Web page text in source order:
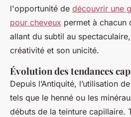
l'opportunité de découvrir une
pour cheveux permet à chacun
allant du subtil au
créativité et son unicité.
Évolution des tendances
Depuis l’Antiquité, l’utilisation
tels que le henné ou les
débuts de la teinture capillaire.